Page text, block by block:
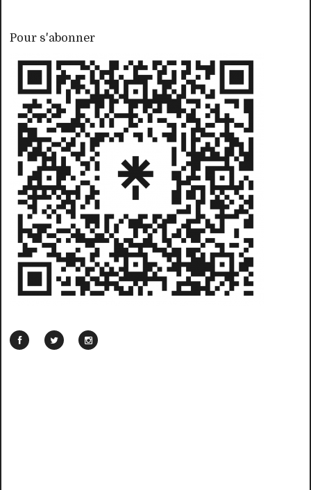
Pour s'abonner